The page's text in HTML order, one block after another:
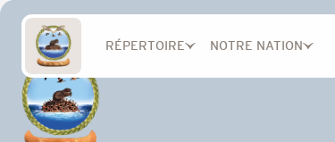
RÉPERTOIRE NOTRE NATION